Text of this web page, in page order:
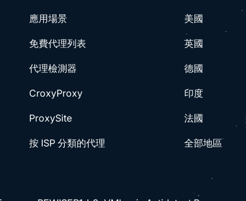
應用場景
免費代理列表
代理檢測器
CroxyProxy
ProxySite
按 ISP 分類的代理
美國
英國
德國
印度
法國
全部地區